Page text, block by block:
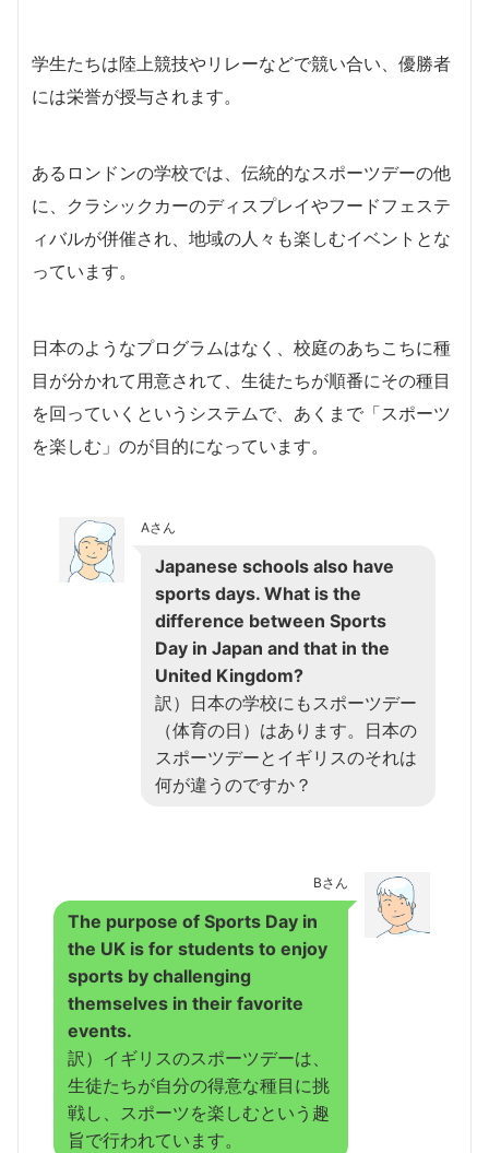
学生たちは陸上競技やリレーなどで競い合い、優勝者
には栄誉が授与されます。
あるロンドンの学校では、伝統的なスポーツデーの他
に、クラシックカーのディスプレイやフードフェステ
ィバルが併催され、地域の人々も楽しむイベントとな
っています。
日本のようなプログラムはなく、校庭のあちこちに種
目が分かれて用意されて、生徒たちが順番にその種目
を回っていくというシステムで、あくまで「スポーツ
を楽しむ」のが目的になっています。
Aさん
Japanese schools also have
sports days. What is the
difference between Sports
Day in Japan and that in the
United Kingdom?
訳）日本の学校にもスポーツデー
（体育の日）はあります。日本の
スポーツデーとイギリスのそれは
何が違うのですか？
Bさん
The purpose of Sports Day in
the UK is for students to enjoy
sports by challenging
themselves in their favorite
events.
訳）イギリスのスポーツデーは、
生徒たちが自分の得意な種目に挑
戦し、スポーツを楽しむという趣
旨で行われています。